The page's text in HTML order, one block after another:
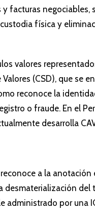
facturas negociables,
física y
valores
(CSD), que se
reconoce la
o fraude. En el
desarrolla
a la
desmaterialización
por una